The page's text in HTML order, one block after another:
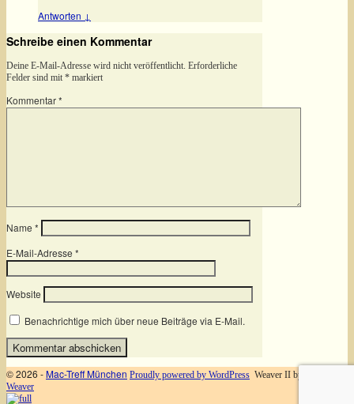
Antworten ↓
Schreibe einen Kommentar
Deine E-Mail-Adresse wird nicht veröffentlicht. Erforderliche
Felder sind mit * markiert
Kommentar*
Name *
E-Mail-Adresse *
Website
Benachrichtige mich über neue Beiträge via E-Mail.
© 2026 -Mac-Treff München Proudly powered by WordPress Weaver II by
Weaver